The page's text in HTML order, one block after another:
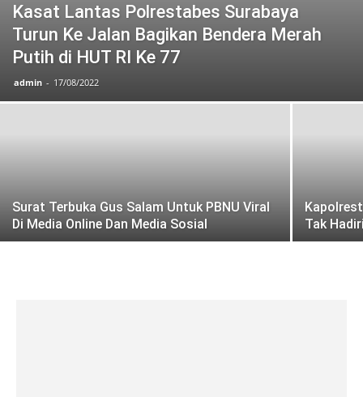
Kasat Lantas Polrestabes Surabaya
Turun Ke Jalan Bagikan Bendera Merah
Putih di HUT RI Ke 77
admin - 17/08/2022
Surat Terbuka Gus Salam Untuk PBNU Viral
Di Media Online Dan Media Sosial
Tak